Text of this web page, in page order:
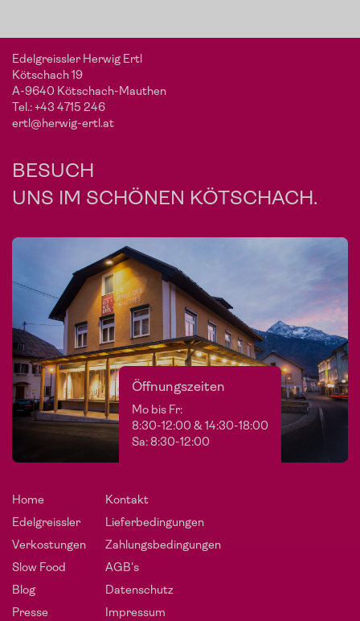
Edelgreissler Herwig Ertl
Kötschach 19
A-9640 Kötschach-Mauthen
Tel.:+43 4715 246
ertl@herwig-ertl.at
BESUCH
UNS IM SCHÖNEN KÖTSCHACH.
Öffnungszeiten
Mo bis Fr:
8:30-12:00 & 14:30-18:00
Sa: 8:30-12:00
Home
Edelgreissler
Verkostungen
Slow Food
Blog
Presse
Kontakt
Lieferbedingungen
Zahlungsbedingungen
AGB's
Datenschutz
Impressum